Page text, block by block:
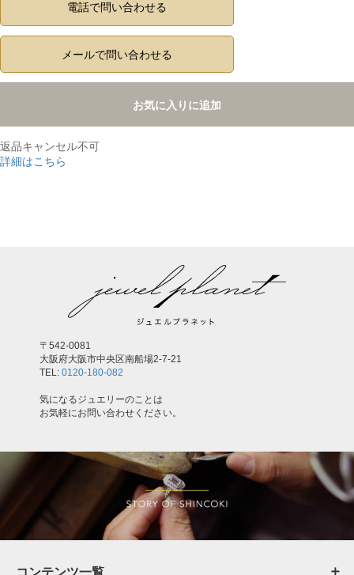
電話で問い合わせる
メールで問い合わせる
お気に入りに追加
返品キャンセル不可
詳細はこちら
〒542-0081
大阪府大阪市中央区南船場2-7-21
TEL: 0120-180-082
気になるジュエリーのことは
お気軽にお問い合わせください。